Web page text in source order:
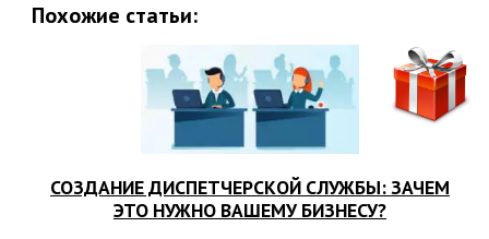
Похожие статьи:
СОЗДАНИЕ ДИСПЕТЧЕРСКОЙ СЛУЖБЫ: ЗАЧЕМ
ЭТО НУЖНО ВАШЕМУ БИЗНЕСУ?